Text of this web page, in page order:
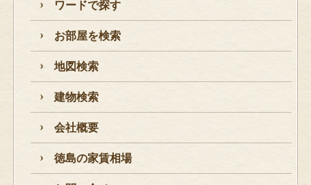
ワードで探す
お部屋を検索
地図検索
建物検索
会社概要
徳島の家賃相場